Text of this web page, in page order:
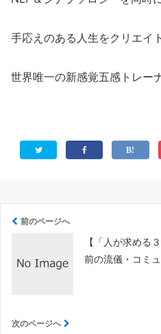
手応えのある人生をクリエイ
世界唯一の新感覚五感トレー
前のページへ
【「人が求める
前の流儀・コミ
次のページへ